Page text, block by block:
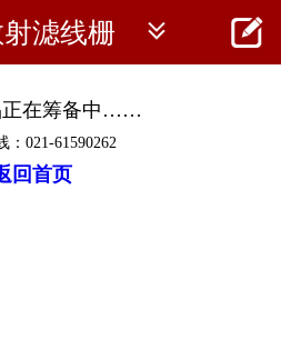
 首页
射滤线栅  
正在筹备中……
：021-61590262
回首页